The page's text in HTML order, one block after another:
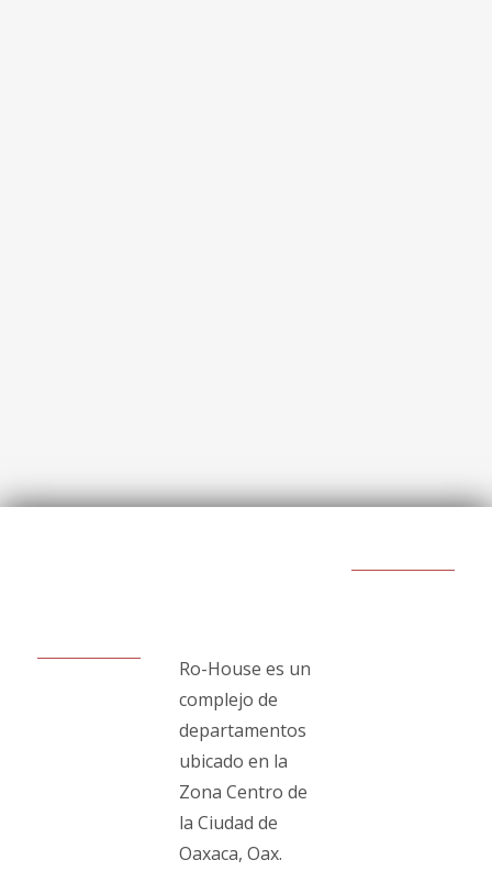
Ro-House es un
complejo de
departamentos
ubicado en la
Zona Centro de
la Ciudad de
Oaxaca, Oax.